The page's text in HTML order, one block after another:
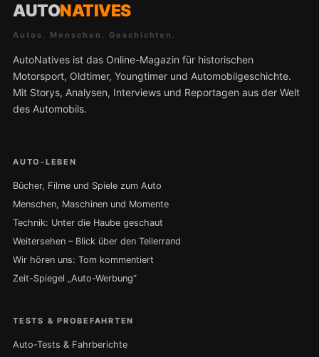
AUTONATIVES
Autos. Menschen. Geschichten.
AutoNatives ist das Online-Magazin für historischen
Motorsport, Oldtimer, Youngtimer und Automobilgeschichte.
Mit Storys, Analysen, Interviews und Reportagen aus der Welt
des Automobils.
AUTO-LEBEN
Bücher, Filme und Spiele zum Auto
Menschen, Maschinen und Momente
Technik: Unter die Haube geschaut
Weitersehen – Blick über den Tellerrand
Wir hören uns: Tom kommentiert
Zeit-Spiegel „Auto-Werbung“
TESTS & PROBEFAHRTEN
Auto-Tests & Fahrberichte